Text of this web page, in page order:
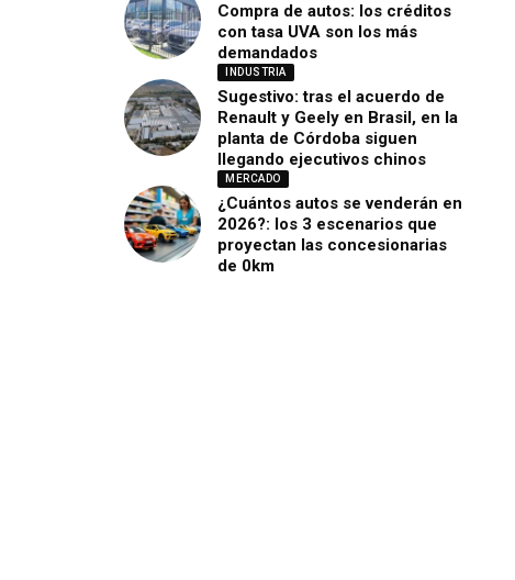
Compra de autos: los créditos
con tasa UVA son los más
demandados
INDUSTRIA
Sugestivo: tras el acuerdo de
Renault y Geely en Brasil, en la
planta de Córdoba siguen
llegando ejecutivos chinos
MERCADO
¿Cuántos autos se venderán en
2026?: los 3 escenarios que
proyectan las concesionarias
de 0km